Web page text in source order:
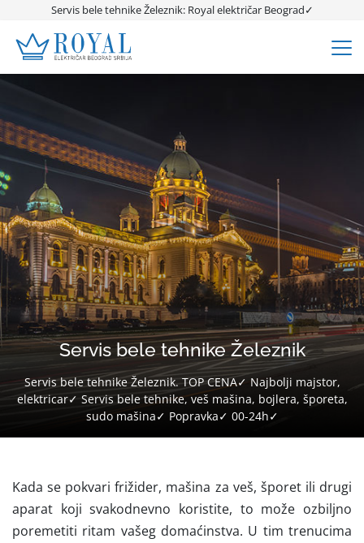
Servis bele tehnike Železnik: Royal električar Beograd✓
Servis bele tehnike Železnik
Servis bele tehnike Železnik. TOP CENA✓ Najbolji majstor,
elektricar✓ Servis bele tehnike, veš mašina, bojlera, šporeta,
sudo mašina✓ Popravka✓ 00-24h✓
Kada se pokvari frižider, mašina za veš, šporet ili drugi
aparat koji svakodnevno koristite, to može ozbiljno
poremetiti ritam vašeg domaćinstva. U tim trenucima